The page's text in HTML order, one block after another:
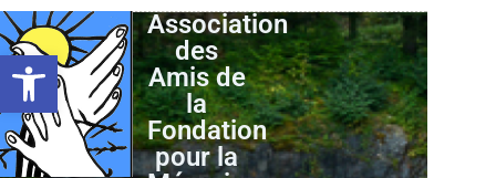
Ouvrir la barre d’outils
Association
des
Amis de
la
Fondation
pour la